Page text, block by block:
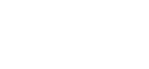
inte sköljmedel. Ska inte